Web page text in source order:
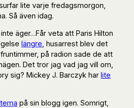
lite varje fredagsmorgon,
Så även idag.
Får veta att Paris Hilton
längre , husarrest blev det
på radion sade de att
Det tror jag vad jag vill om,
sig? Mickey J. Barczyk har lite
på sin blogg igen. Somrigt,